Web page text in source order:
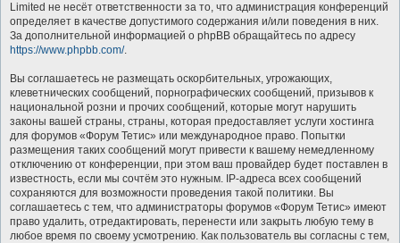
Limited не несёт ответственности за то, что администрация конференций
определяет в качестве допустимого содержания и/или поведения в них.
За дополнительной информацией о phpBB обращайтесь по адресу
https://www.phpbb.com/.
Вы соглашаетесь не размещать оскорбительных, угрожающих,
клеветнических сообщений, порнографических сообщений, призывов к
национальной розни и прочих сообщений, которые могут нарушить
законы вашей страны, страны, которая предоставляет услуги хостинга
для форумов «Форум Тетис» или международное право. Попытки
размещения таких сообщений могут привести к вашему немедленному
отключению от конференции, при этом ваш провайдер будет поставлен в
известность, если мы сочтём это нужным. IP-адреса всех сообщений
сохраняются для возможности проведения такой политики. Вы
соглашаетесь с тем, что администраторы форумов «Форум Тетис» имеют
право удалить, отредактировать, перенести или закрыть любую тему в
любое время по своему усмотрению. Как пользователь вы согласны с тем,